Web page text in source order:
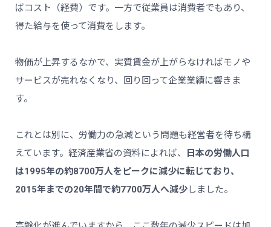
ばコスト（経費）です。一方で従業員は消費者でもあり、
得た給与を使って消費をします。
物価が上昇するなかで、実質賃金が上がらなければモノや
サービスが売れなくなり、回り回って企業業績に響きま
す。
これとは別に、労働力の急減という問題も経営者を待ち構
えています。経済産業省の資料によれば、
日本の労働人口
は1995年の約8700万人をピークに減少に転じており、
2015年までの20年間で約7700万人へ減少しました。